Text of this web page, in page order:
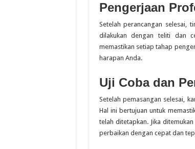
Pengerjaan
Setelah perancangan selesai,
dilakukan dengan teliti dan
memastikan setiap tahap
harapan Anda.
Uji Coba dan
Setelah pemasangan selesai,
Hal ini bertujuan untuk
telah ditetapkan. Jika
perbaikan dengan cepat dan